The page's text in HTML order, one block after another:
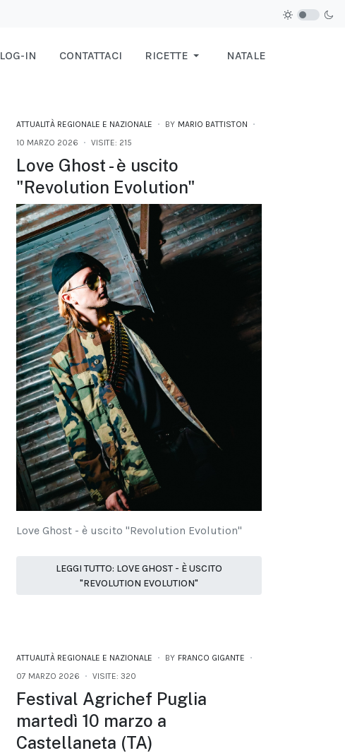
LOG-IN CONTATTACI RICETTE NATALE
ATTUALITÀ REGIONALE E NAZIONALE BY MARIO BATTISTON
10 MARZO 2026
VISITE: 215
Love Ghost - è uscito
"Revolution Evolution"
Love Ghost - è uscito "Revolution Evolution"
LEGGI TUTTO: LOVE GHOST - È USCITO
"REVOLUTION EVOLUTION"
ATTUALITÀ REGIONALE E NAZIONALE BY FRANCO GIGANTE
07 MARZO 2026
VISITE: 320
Festival Agrichef Puglia
martedì 10 marzo a
Castellaneta (TA)